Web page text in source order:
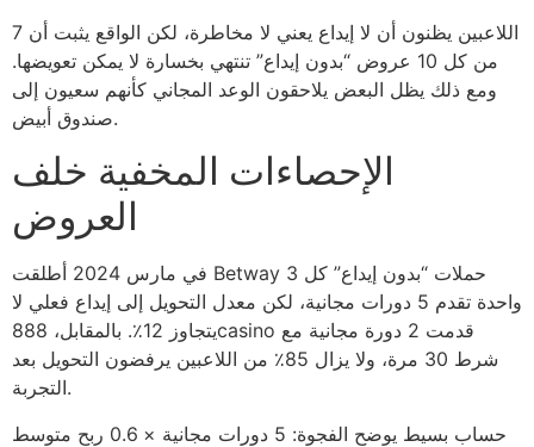
اللاعبين يظنون أن لا إيداع يعني لا مخاطرة، لكن الواقع يثبت أن 7
من كل 10 عروض “بدون إيداع” تنتهي بخسارة لا يمكن تعويضها.
ومع ذلك يظل البعض يلاحقون الوعد المجاني كأنهم سعيون إلى
صندوق أبيض.
الإحصاءات المخفية خلف
العروض
في مارس 2024 أطلقت Betway 3 حملات “بدون إيداع” كل
واحدة تقدم 5 دورات مجانية، لكن معدل التحويل إلى إيداع فعلي لا
يتجاوز 12٪. بالمقابل، 888casino قدمت 2 دورة مجانية مع
شرط 30 مرة، ولا يزال 85٪ من اللاعبين يرفضون التحويل بعد
التجربة.
حساب بسيط يوضح الفجوة: 5 دورات مجانية × 0.6 ربح متوسط